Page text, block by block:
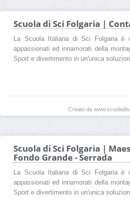
Scuola di Sci Folgaria |
La Scuola Italiana di Sci Folgaria è
appassionati ed innamorati della
Sport e divertimento in un'unica
Creato da
Scuola di Sci Folgaria |
Fondo Grande - Serrada
La Scuola Italiana di Sci Folgaria è
appassionati ed innamorati della
Sport e divertimento in un'unica